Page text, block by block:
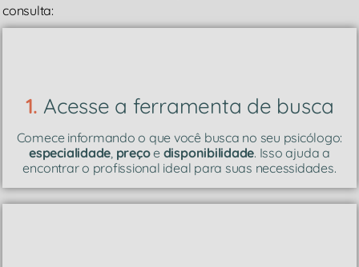
consulta:
1. Acesse a ferramenta de busca
Comece informando o que você busca no seu psicólogo:
especialidade preçoe disponibilidade. Isso ajuda a
encontrar o profissional ideal para suas necessidades.